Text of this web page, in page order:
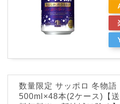
数量限定 サッポロ 冬物語
500ml×48本(2ケース)【送